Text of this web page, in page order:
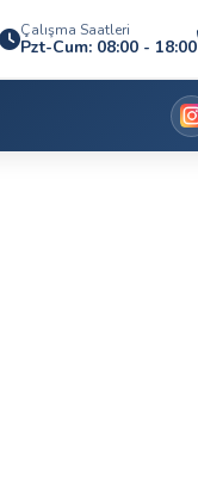
Çalışma Saatleri
Pzt-Cum: 08:00 - 18:00